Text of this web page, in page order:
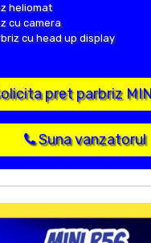
heliomat
cu camera
cu head up display
pret parbriz
Suna vanzatorul